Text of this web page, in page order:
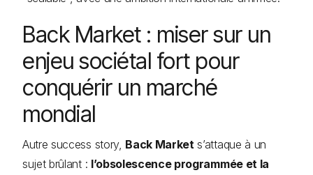
Back Market : miser sur un
enjeu sociétal fort pour
conquérir un marché
mondial
Autre success story, Back Market s’attaque à un
sujet brûlant : l’obsolescence programmée et la